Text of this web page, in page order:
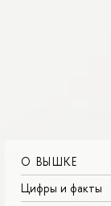
О ВЫШКЕ
Цифры и факты